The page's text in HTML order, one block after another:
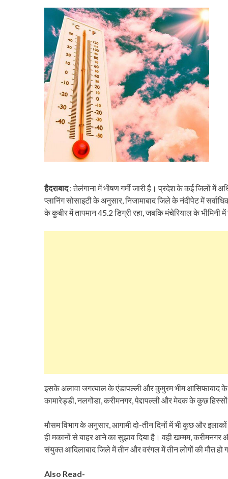
हैदराबाद: तेलंगाना में भीषण गर्मी जारी है। प्रदेश के कई जिलों में
प्लानिंग सोसाइटी के अनुसार, निजामाबाद जिले के नंदीपेट में
के कुबीर में तापमान 45.2 डिग्री रहा, जबकि मंचेरियाल के भीमिनी
इसके अलावा जगत्याल के एंडापल्ली और कुमुरम भीम आसिफाबाद के
कामारेड्डी, नलगोंडा, करीमनगर, पेद्दापल्ली और मेदक के कुछ
मौसम विभाग के अनुसार, आगामी दो-तीन दिनों में भी कुछ और
ही मकानों से बाहर आने का सुझाव दिया है। वही खम्मम,
संयुक्त आदिलाबाद जिले में तीन और वरंगल में तीन लोगों की मौत हो
Also Read-